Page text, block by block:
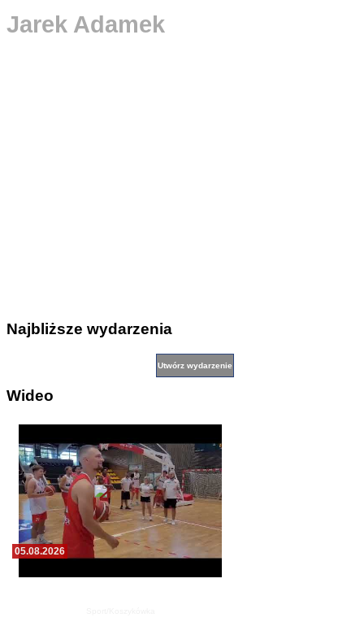
Jarek Adamek
Najbliższe wydarzenia
Wideo
05.08.2026